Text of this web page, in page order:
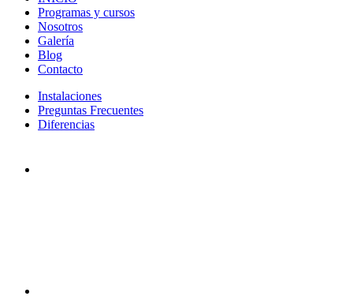
Programas y cursos
Nosotros
Galería
Blog
Contacto
Instalaciones
Preguntas Frecuentes
Diferencias